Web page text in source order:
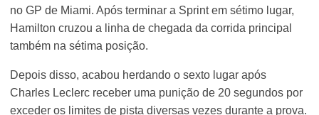
no GP de Miami. Após terminar a Sprint em sétimo lugar,
Hamilton cruzou a linha de chegada da corrida principal
também na sétima posição.
Depois disso, acabou herdando o sexto lugar após
Charles Leclerc receber uma punição de 20 segundos por
exceder os limites de pista diversas vezes durante a prova.